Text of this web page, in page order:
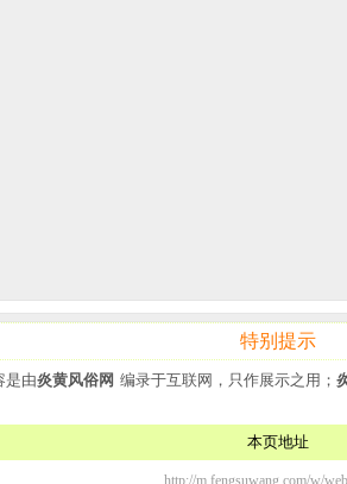
特别提示
是由炎黄风俗网 编录于互联网，只作展示之用；
本页地址
http://m.fengsuwang.com/w/